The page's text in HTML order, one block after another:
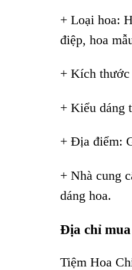
+ Loại hoa:
điệp, hoa
+ Kích thước
+ Kiểu dáng
+ Địa điểm:
+ Nhà cung
dáng hoa.
Địa chỉ
Tiệm Hoa